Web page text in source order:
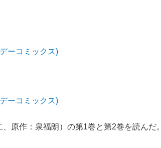
ーコミックス)
ーコミックス)
原作：泉福朗）の第1巻と第2巻を読んだ。